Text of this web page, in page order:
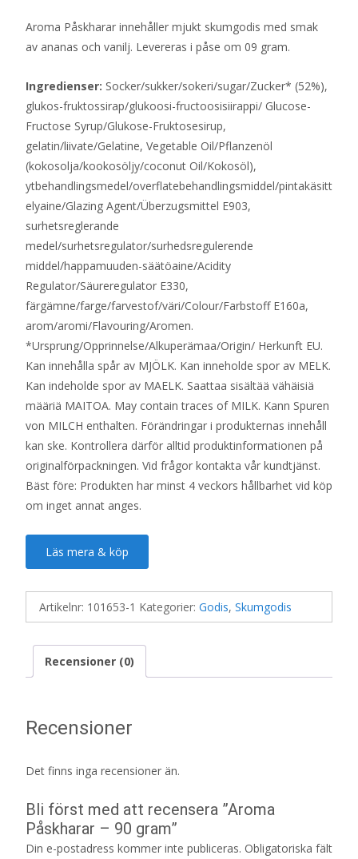
Aroma Påskharar innehåller mjukt skumgodis med smak
av ananas och vanilj. Levereras i påse om 09 gram.
Ingredienser: Socker/sukker/sokeri/sugar/Zucker* (52%),
glukos-fruktossirap/glukoosi-fructoosisiirappi/ Glucose-
Fructose Syrup/Glukose-Fruktosesirup,
gelatin/liivate/Gelatine, Vegetable Oil/Pflanzenöl
(kokosolja/kookosöljy/coconut Oil/Kokosöl),
ytbehandlingsmedel/overflatebehandlingsmiddel/pintakäsitt
elyaine/Glazing Agent/Überzugsmittel E903,
surhetsreglerande
medel/surhetsregulator/surhedsregulerende
middel/happamuuden-säätöaine/Acidity
Regulator/Säureregulator E330,
färgämne/farge/farvestof/väri/Colour/Farbstoff E160a,
arom/aromi/Flavouring/Aromen.
*Ursprung/Opprinnelse/Alkuperämaa/Origin/ Herkunft EU.
Kan innehålla spår av MJÖLK. Kan inneholde spor av MELK.
Kan indeholde spor av MAELK. Saattaa sisältää vähäisiä
määriä MAITOA. May contain traces of MILK. Kann Spuren
von MILCH enthalten. Förändringar i produkternas innehåll
kan ske. Kontrollera därför alltid produktinformationen på
originalförpackningen. Vid frågor kontakta vår kundtjänst.
Bäst före: Produkten har minst 4 veckors hållbarhet vid köp
om inget annat anges.
Läs mera & köp
Artikelnr: 101653-1 Kategorier: Godis, Skumgodis
Recensioner (0)
Recensioner
Det finns inga recensioner än.
Bli först med att recensera ”Aroma
Påskharar – 90 gram”
Din e-postadress kommer inte publiceras. Obligatoriska fält